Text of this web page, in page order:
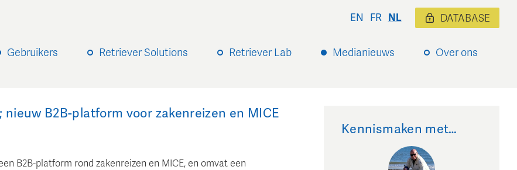
Gebruikers Retriever Solutions Retriever Lab Medianieuws Over ons
EN FR NL DATABASE
nieuw B2B-platform voor zakenreizen en MICE
B2B-platform rond zakenreizen en MICE, en omvat een
Kennismaken met…